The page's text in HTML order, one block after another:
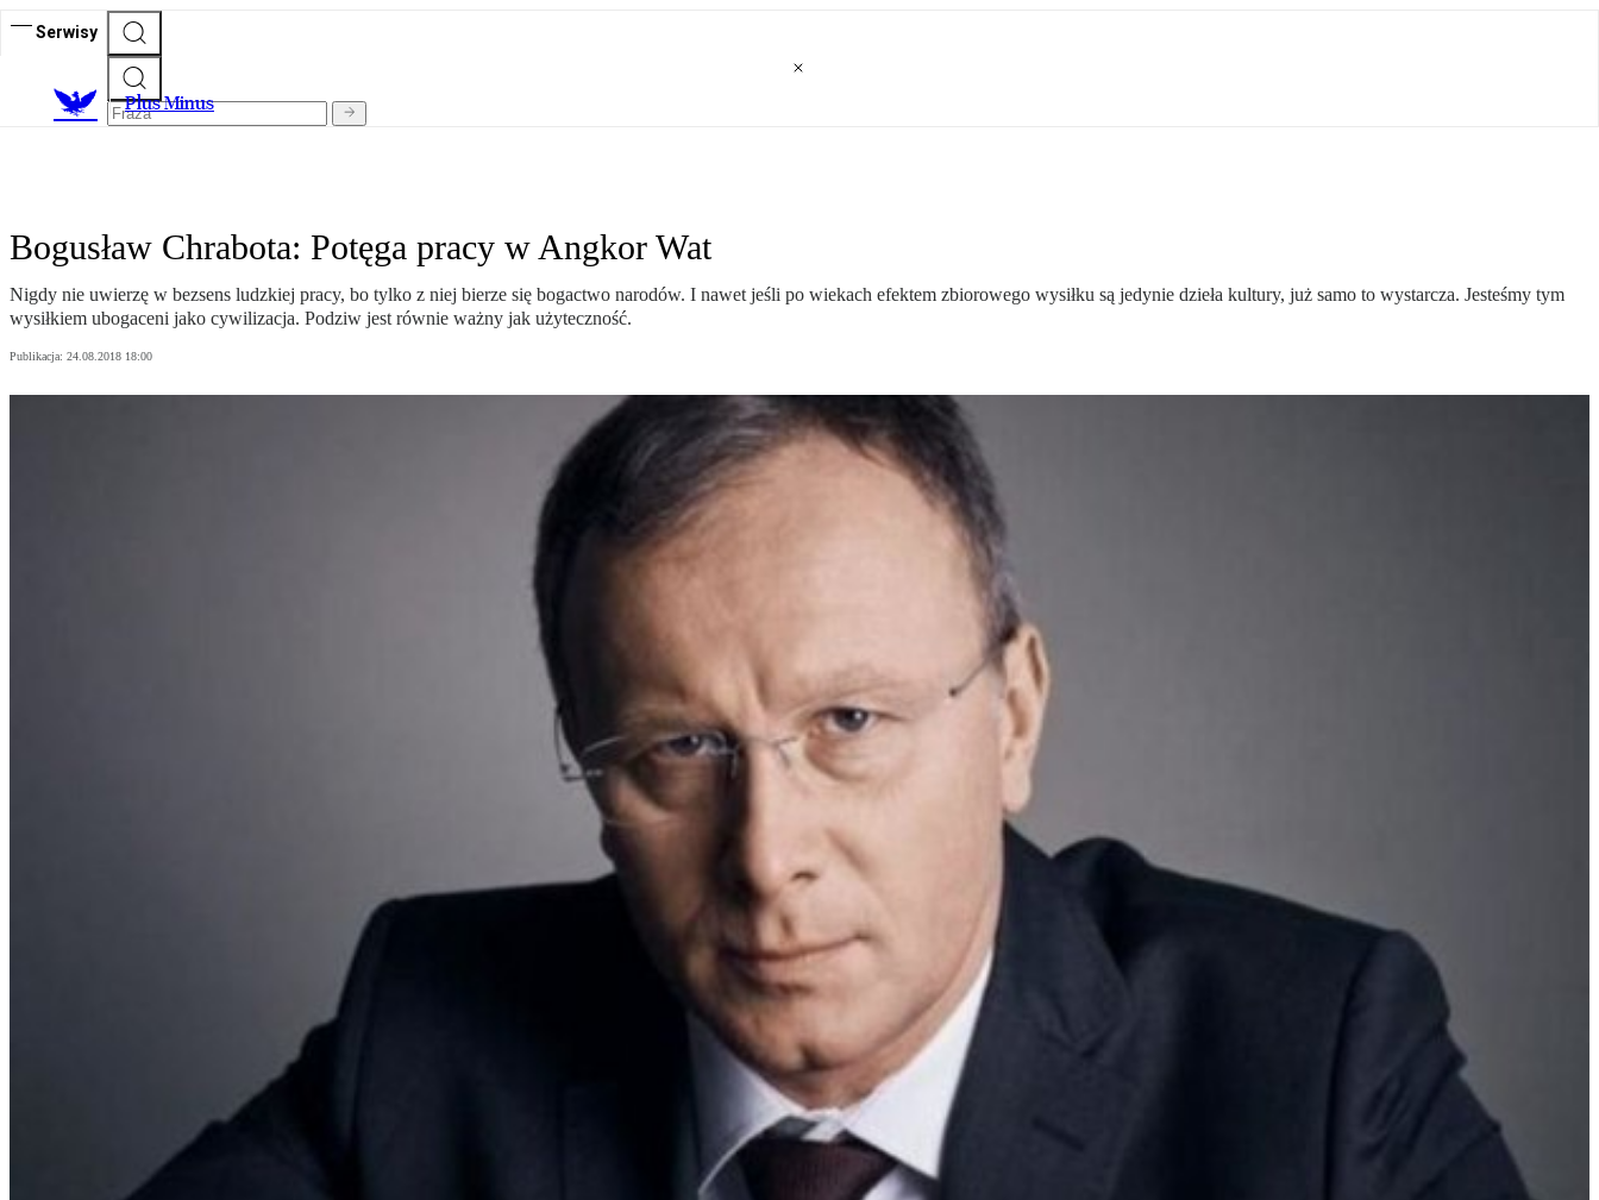
Serwisy
Plus Minus
Bogusław Chrabota: Potęga pracy w Angkor Wat
Nigdy nie uwierzę w bezsens ludzkiej pracy, bo tylko z niej bierze się bogactwo narodów. I nawet jeśli po wiekach efektem zbiorowego wysiłku są jedynie dzieła kultury, już samo to wystarcza. Jesteśmy tym
wysiłkiem ubogaceni jako cywilizacja. Podziw jest równie ważny jak użyteczność.
Publikacja: 24.08.2018 18:00